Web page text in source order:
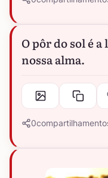
O pôr do sol é
nossa alma.
0